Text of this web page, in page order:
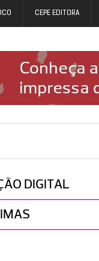
CEPE EDITORA
DIGITAL